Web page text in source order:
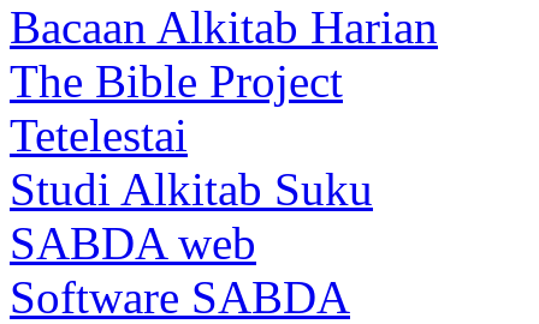
Bacaan Alkitab Harian
The Bible Project
Tetelestai
Studi Alkitab Suku
SABDA web
Software SABDA